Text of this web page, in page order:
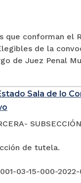
que conforman el
de la
de Juez Penal
Sala de lo
de tutela.
03-15-000-